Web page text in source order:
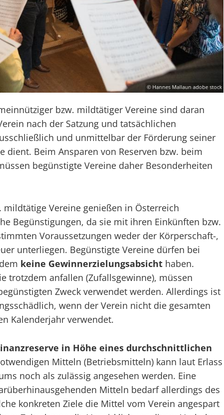
bzw. mildtätiger Vereine sind daran
nach der Satzung und tatsächlichen
und unmittelbar der Förderung seiner
dient. Beim Ansparen von Reserven bzw. beim
begünstigte Vereine daher Besonderheiten
mildtätige Vereine genießen in Österreich
Begünstigungen, da sie mit ihren Einkünften bzw.
Voraussetzungen weder der Körperschaft-,
unterliegen. Begünstigte Vereine dürfen bei
keine Gewinnerzielungsabsicht haben.
trotzdem anfallen (Zufallsgewinne), müssen
Zweck verwendet werden. Allerdings ist
wenn der Verein nicht die gesamten
Kalenderjahr verwendet.
in Höhe eines durchschnittlichen
Mitteln (Betriebsmitteln) kann laut Erlass
noch als zulässig angesehen werden. Eine
Mitteln bedarf allerdings des
konkreten Ziele die Mittel vom Verein angespart